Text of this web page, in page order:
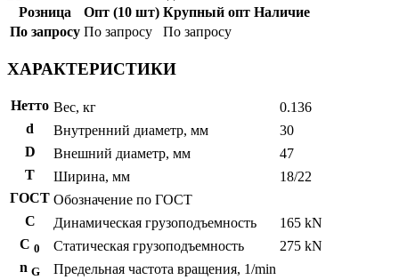
Розница Опт (10 шт) Крупный опт Наличие
По запросу По запросу По запросу
ХАРАКТЕРИСТИКИ
Нетто Вес, кг
0.136
d
Внутренний диаметр, мм
30
D
Внешний диаметр, мм
47
T
Ширина, мм
18/22
ГОСТ Обозначение по ГОСТ
C
Динамическая грузоподъемность
165 kN
С 0 Статическая грузоподъемность
275 kN
n G
Предельная частота вращения, 1/min